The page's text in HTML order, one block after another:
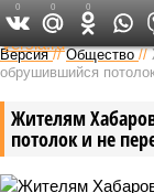
Версия //Общество //
обрушившийся
Жителям
потолок и не
0 0 0